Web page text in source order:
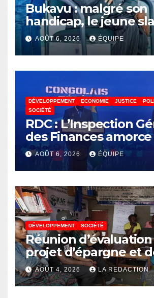
Bukavu : malgré son
handicap, le jeune
Akonkwa Kenyata
lance un appel à la
pour poursuivre ses
AOÛT 6, 2026 ÉQUIPE
DÉVELOPPEMENT ECONOMIE JUSTICE
SOCIÉTÉ
RDC : L’Inspection
des Finances amorce
révolution
un contrôle
finances publiques
AOÛT 6, 2026 ÉQUIPE
DÉVELOPPEMENT SOCIÉTÉ
Réunion
projet d’épargne et
de JIRANI MSAADA
résultats
une expansion
AOÛT 4, 2026 LA REDACTION